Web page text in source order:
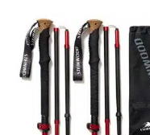
Ähnliche